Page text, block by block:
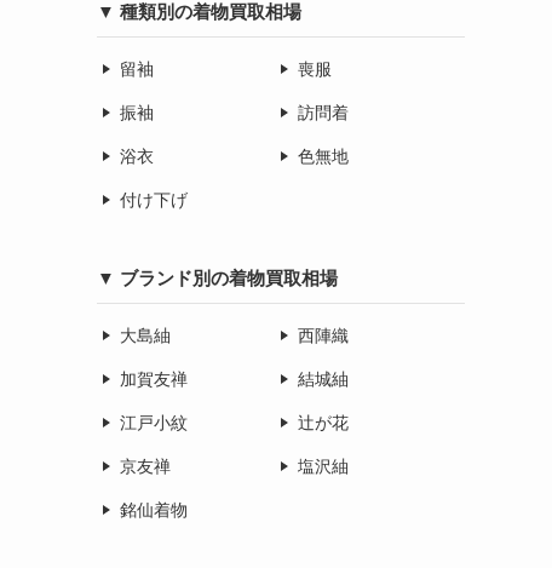
▼ 種類別の着物買取相場
留袖 喪服
振袖 訪問着
浴衣 色無地
付け下げ
▼ ブランド別の着物買取相場
大島紬 西陣織
加賀友禅 結城紬
江戸小紋 辻が花
京友禅 塩沢紬
銘仙着物